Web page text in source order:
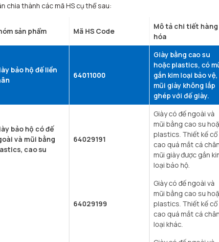
chia thành các mã HS cụ thể sau:
sản phẩm Mã HS Code
Mô tả chi tiết hàng
hóa
bảo hộ đế liền
64011000
Giày bằng cao su
hoặc plastics, có
gắn kim loại bảo vệ,
mũi giày không lắp
ghép với đế giày.
bảo hộ có đế
và mũi bằng
cao su
64029191
Giày có đế ngoài và
mũi bằng cao su
plastics. Thiết kế cổ
cao quá mắt cá
mũi giày được gắn
loại bảo hộ.
64029199
Giày có đế ngoài và
mũi bằng cao su
plastics. Thiết kế cổ
cao quá mắt cá
loại khác.